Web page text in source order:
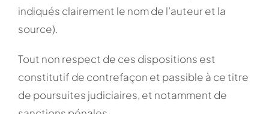
indiqués clairement le nom de l’auteur et la
source).
Tout non respect de ces dispositions est
constitutif de contrefaçon et passible à ce titre
de poursuites judiciaires, et notamment de